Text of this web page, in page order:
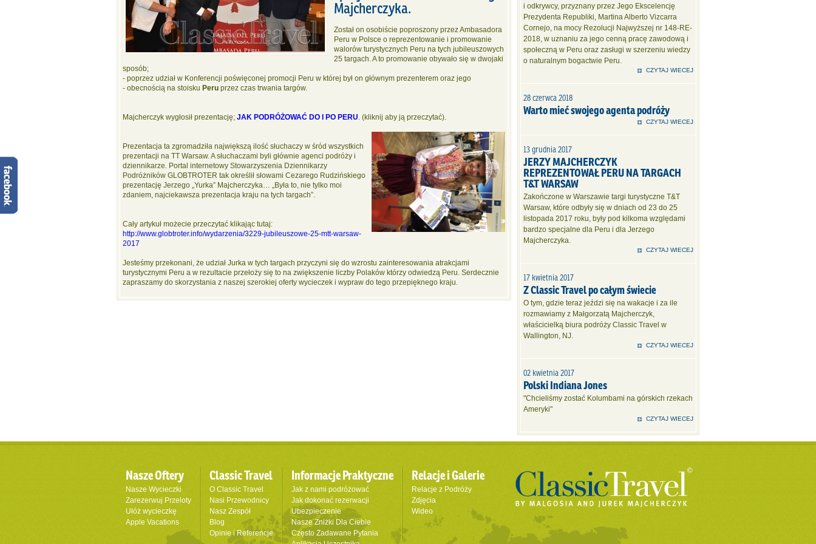
Majcherczyka.
Został on osobiście poproszony przez Ambasadora
Peru w Polsce o reprezentowanie i promowanie
walorów turystycznych Peru na tych jubileuszowych
25 targach. A to promowanie obywało się w dwojaki
sposób;
- poprzez udział w Konferencji poświęconej promocji Peru w której był on głównym prezenterem oraz jego
- obecnością na stoisku Peru przez czas trwania targów.
Majcherczyk wygłosił prezentację; JAK PODRÓŻOWAĆ DO I PO PERU. (kliknij aby ją przeczytać).
Prezentacja ta zgromadziła największą ilość słuchaczy w śród wszystkich
prezentacji na TT Warsaw. A słuchaczami byli głównie agenci podróży i
dziennikarze. Portal internetowy Stowarzyszenia Dziennikarzy
Podróżników GLOBTROTER tak określił słowami Cezarego Rudzińskiego
prezentację Jerzego „Yurka” Majcherczyka… „Była to, nie tylko moi
zdaniem, najciekawsza prezentacja kraju na tych targach”.
Cały artykuł możecie przeczytać klikając tutaj:
http://www.globtroter.info/wydarzenia/3229-jubileuszowe-25-mtt-warsaw-
2017
Jesteśmy przekonani, że udział Jurka w tych targach przyczyni się do wzrostu zainteresowania atrakcjami
turystycznymi Peru a w rezultacie przełoży się to na zwiększenie liczby Polaków którzy odwiedzą Peru. Serdecznie
zapraszamy do skorzystania z naszej szerokiej oferty wycieczek i wypraw do tego przepięknego kraju.
i odkrywcy, przyznany przez Jego Ekscelencję
Prezydenta Republiki, Martina Alberto Vizcarra
Cornejo, na mocy Rezolucji Najwyższej nr 148-RE-
2018, w uznaniu za jego cenną pracę zawodową i
społeczną w Peru oraz zasługi w szerzeniu wiedzy
o naturalnym bogactwie Peru.
CZYTAJ WIECEJ
28 czerwca 2018
Warto mieć swojego agenta podróży
CZYTAJ WIECEJ
13 grudnia 2017
JERZY MAJCHERCZYK
REPREZENTOWAŁ PERU NA TARGACH
T&T WARSAW
Zakończone w Warszawie targi turystyczne T&T
Warsaw, które odbyły się w dniach od 23 do 25
listopada 2017 roku, były pod kilkoma względami
bardzo specjalne dla Peru i dla Jerzego
Majcherczyka.
CZYTAJ WIECEJ
17 kwietnia 2017
Z Classic Travel po całym świecie
O tym, gdzie teraz jeździ się na wakacje i za ile
rozmawiamy z Małgorzatą Majcherczyk,
właścicielką biura podróży Classic Travel w
Wallington, NJ.
CZYTAJ WIECEJ
02 kwietnia 2017
Polski Indiana Jones
"Chcieliśmy zostać Kolumbami na górskich rzekach
Ameryki"
CZYTAJ WIECEJ
Nasze Oftery
Nasze Wycieczki
Zarezerwuj Przeloty
Ułóż wycieczkę
Apple Vacations
Classic Travel
O Classic Travel
Nasi Przewodnicy
Nasz Zespół
Blog
Opinie i Referencje
Informacje Praktyczne
Jak z nami podróżować
Jak dokonać rezerwacji
Ubezpieczenie
Nasze Zniżki Dla Ciebie
Często Zadawane Pytania
Relacje i Galerie
Relacje z Podróży
Zdjęcia
Wideo